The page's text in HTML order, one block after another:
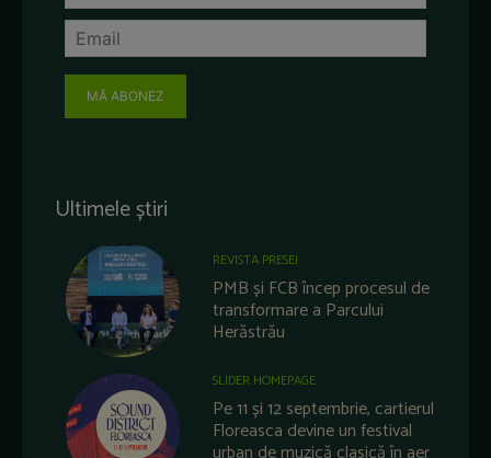
MĂ ABONEZ
Ultimele știri
REVISTA PRESEI
PMB și FCB încep procesul de
transformare a Parcului
Herăstrău
SLIDER HOMEPAGE
Pe 11 și 12 septembrie, cartierul
Floreasca devine un festival